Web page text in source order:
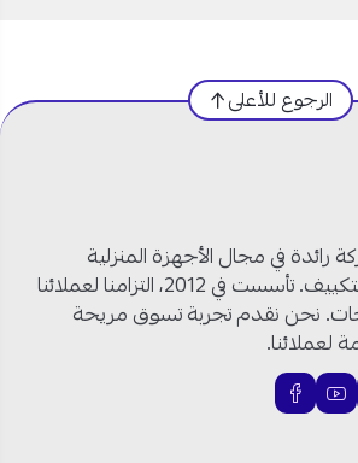
الرجوع للأعلى
في مجال الأجهزة المنزلية
والكهربائية وأنظمة التكييف. تأسست في 2012، التزامنا لعملائنا
نحن نقدم تجربة تسوق مريحة